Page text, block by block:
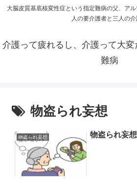
大脳皮質基底核変性症という指定難病の父、ア
人の要介護者と三人の
介護って疲れるし、介護って大
難病
物盗られ妄想
物盗られ妄想 物盗られ妄